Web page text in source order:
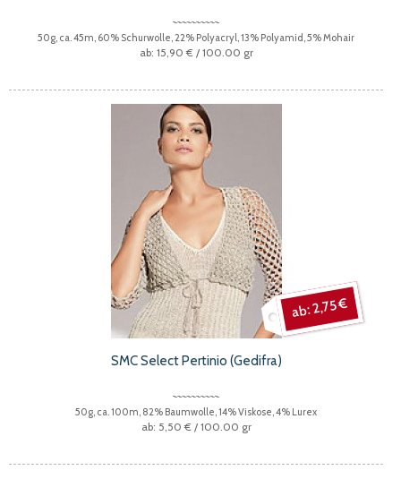
50g, ca. 45m, 60% Schurwolle, 22% Polyacryl, 13% Polyamid, 5% Mohair
15,90 € / 100.00 gr
2,75 €
SMC Select Pertinio (Gedifra)
50g, ca. 100m, 82% Baumwolle, 14% Viskose, 4% Lurex
5,50 € / 100.00 gr